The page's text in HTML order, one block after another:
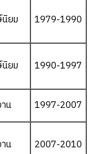
ยม 1979-1990
ยม 1990-1997
น 1997-2007
น 2007-2010